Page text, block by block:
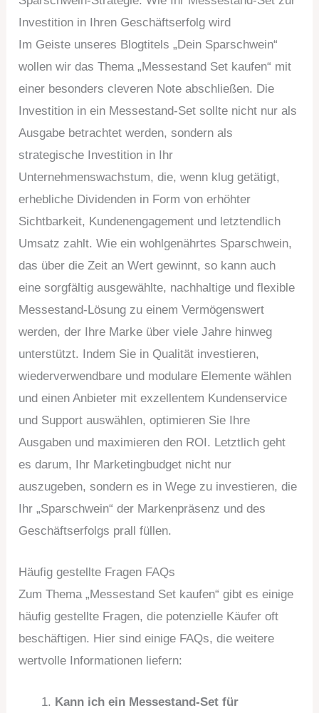
Investition in Ihren Geschäftserfolg wird
Im Geiste unseres Blogtitels „Dein Sparschwein“
wollen wir das Thema „Messestand Set kaufen“ mit
einer besonders cleveren Note abschließen. Die
Investition in ein Messestand-Set sollte nicht nur als
Ausgabe betrachtet werden, sondern als
strategische Investition in Ihr
Unternehmenswachstum, die, wenn klug getätigt,
erhebliche Dividenden in Form von erhöhter
Sichtbarkeit, Kundenengagement und letztendlich
Umsatz zahlt. Wie ein wohlgenährtes Sparschwein,
das über die Zeit an Wert gewinnt, so kann auch
eine sorgfältig ausgewählte, nachhaltige und flexible
Messestand-Lösung zu einem Vermögenswert
werden, der Ihre Marke über viele Jahre hinweg
unterstützt. Indem Sie in Qualität investieren,
wiederverwendbare und modulare Elemente wählen
und einen Anbieter mit exzellentem Kundenservice
und Support auswählen, optimieren Sie Ihre
Ausgaben und maximieren den ROI. Letztlich geht
es darum, Ihr Marketingbudget nicht nur
auszugeben, sondern es in Wege zu investieren, die
Ihr „Sparschwein“ der Markenpräsenz und des
Geschäftserfolgs prall füllen.
Häufig gestellte Fragen FAQs
Zum Thema „Messestand Set kaufen“ gibt es einige
häufig gestellte Fragen, die potenzielle Käufer oft
beschäftigen. Hier sind einige FAQs, die weitere
wertvolle Informationen liefern:
Kann ich ein Messestand-Set für